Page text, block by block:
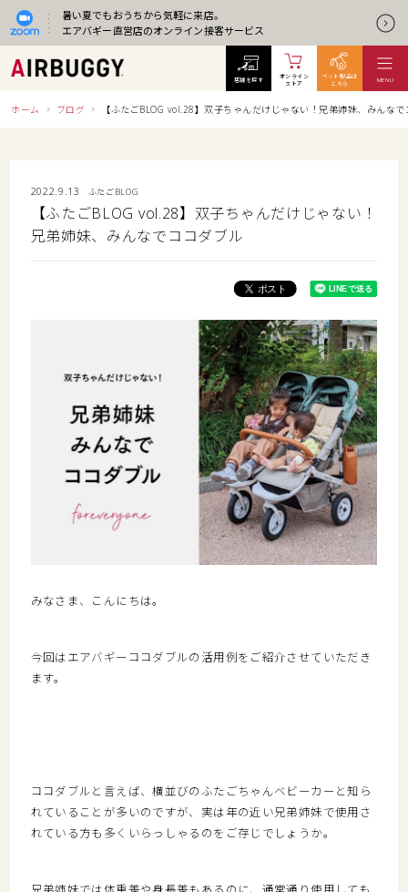
暑い夏でもおうちから気軽に来店。
エアバギー直営店のオンライン接客サービス
ホーム ブログ 【ふたごBLOG vol.28】双子ちゃんだけじゃない！兄弟姉妹、みんな
2022.9.13 ふたごBLOG
【ふたごBLOG vol.28】双子ちゃんだけじゃない！
兄弟姉妹、みんなでココダブル
みなさま、こんにちは。
今回はエアバギーココダブルの活用例をご紹介させていただき
ます。
ココダブルと言えば、横並びのふたごちゃんベビーカーと知ら
れていることが多いのですが、実は年の近い兄弟姉妹で使用さ
れている方も多くいらっしゃるのをご存じでしょうか。
店舗を探す
オンライン
ストア
ペット製品は
こちら
MENU